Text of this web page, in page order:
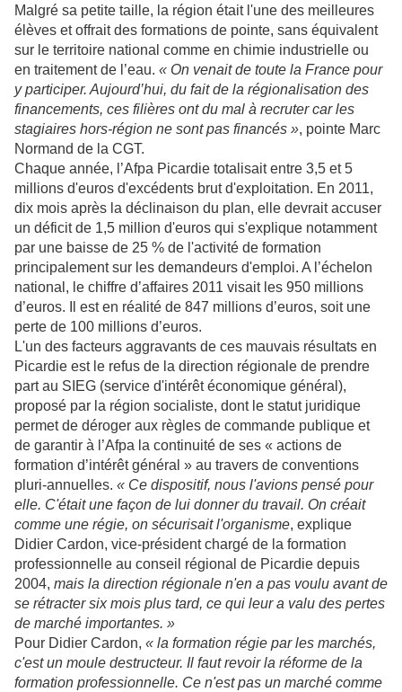
Malgré sa petite taille, la région était l'une des meilleures
élèves et offrait des formations de pointe, sans équivalent
sur le territoire national comme en chimie industrielle ou
en traitement de l’eau. « On venait de toute la France pour
y participer. Aujourd’hui, du fait de la régionalisation des
financements, ces filières ont du mal à recruter car les
stagiaires hors-région ne sont pas financés », pointe Marc
Normand de la CGT.
Chaque année, l’Afpa Picardie totalisait entre 3,5 et 5
millions d'euros d'excédents brut d'exploitation. En 2011,
dix mois après la déclinaison du plan, elle devrait accuser
un déficit de 1,5 million d'euros qui s'explique notamment
par une baisse de 25 % de l'activité de formation
principalement sur les demandeurs d'emploi. A l’échelon
national, le chiffre d’affaires 2011 visait les 950 millions
d’euros. Il est en réalité de 847 millions d’euros, soit une
perte de 100 millions d’euros.
L'un des facteurs aggravants de ces mauvais résultats en
Picardie est le refus de la direction régionale de prendre
part au SIEG (service d'intérêt économique général),
proposé par la région socialiste, dont le statut juridique
permet de déroger aux règles de commande publique et
de garantir à l’Afpa la continuité de ses « actions de
formation d’intérêt général » au travers de conventions
pluri-annuelles. « Ce dispositif, nous l'avions pensé pour
elle. C'était une façon de lui donner du travail. On créait
comme une régie, on sécurisait l'organisme, explique
Didier Cardon, vice-président chargé de la formation
professionnelle au conseil régional de Picardie depuis
2004, mais la direction régionale n'en a pas voulu avant de
se rétracter six mois plus tard, ce qui leur a valu des pertes
de marché importantes. »
Pour Didier Cardon, « la formation régie par les marchés,
c'est un moule destructeur. Il faut revoir la réforme de la
formation professionnelle. Ce n'est pas un marché comme